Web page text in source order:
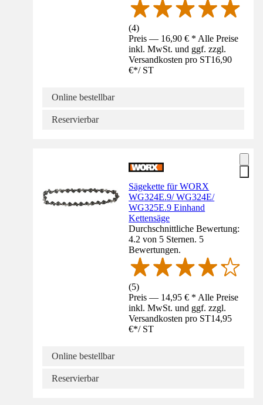
(4)
Preis — 16,90 € * Alle Preise
inkl. MwSt. und ggf. zzgl.
Versandkosten pro ST16,90
€*/ ST
Online bestellbar
Reservierbar
Sägekette für WORX
WG324E.9/ WG324E/
WG325E.9 Einhand
Kettensäge
Durchschnittliche Bewertung:
4.2 von 5 Sternen. 5
Bewertungen.
(5)
Preis — 14,95 € * Alle Preise
inkl. MwSt. und ggf. zzgl.
Versandkosten pro ST14,95
€*/ ST
Online bestellbar
Reservierbar